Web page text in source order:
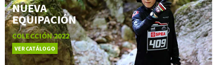
NUEVA
EQUIPACIÓN
COLECCIÓN 2022
VER CATÁLOGO